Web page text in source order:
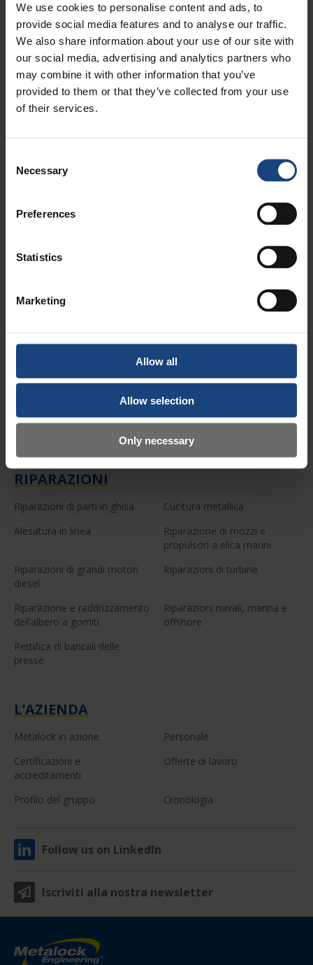
We use cookies to personalise content and ads, to
provide social media features and to analyse our traffic.
We also share information about your use of our site with
our social media, advertising and analytics partners who
may combine it with other information that you’ve
provided to them or that they’ve collected from your use
of their services.
Selection
Necessary
Preferences
Statistics
Marketing
Allow all
Allow selection
Only necessary
SETTORI
Energia elettrica
Acciaio
Pressatura e forgiatura
Industria estrattiva, mineraria,
Petrolchimica
Lavorazione in loco
manovella
Spruzzatura termica
Riparazioni di fusioni
Riparazioni specialistiche di
saldatura
Servizi di officina meccanica
Revisione macchine
RIPARAZIONI
Riparazioni di parti in ghisa
Cucitura metallica
Alesatura in linea
Riparazione di mozzi e
propulsori a elica marini
Riparazioni di grandi motori
diesel
Riparazioni di turbine
Riparazione e raddrizzamento
dell’albero a gomiti
Riparazioni navali, marina e
offshore
Rettifica di bancali delle
presse
L’AZIENDA
Metalock in azione
Personale
Certificazioni e
accreditamenti
Offerte di lavoro
Profilo del gruppo Cronologia
Follow us on LinkedIn
Iscriviti alla nostra newsletter